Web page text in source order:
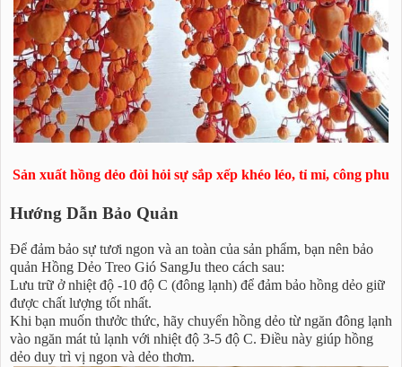
Sản xuất hồng dẻo đòi hỏi sự sắp xếp khéo léo, tỉ mỉ, công phu
Hướng Dẫn Bảo Quản
Để đảm bảo sự tươi ngon và an toàn của sản phẩm, bạn nên bảo
quản Hồng Dẻo Treo Gió SangJu theo cách sau:
Lưu trữ ở nhiệt độ -10 độ C (đông lạnh) để đảm bảo hồng dẻo giữ
được chất lượng tốt nhất.
Khi bạn muốn thưởc thức, hãy chuyển hồng dẻo từ ngăn đông lạnh
vào ngăn mát tủ lạnh với nhiệt độ 3-5 độ C. Điều này giúp hồng
dẻo duy trì vị ngon và dẻo thơm.